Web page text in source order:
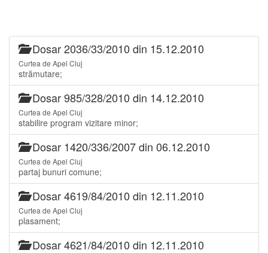
Dosar 2036/33/2010 din 15.12.2010
Curtea de Apel Cluj
strămutare;
Dosar 985/328/2010 din 14.12.2010
Curtea de Apel Cluj
stabilire program vizitare minor;
Dosar 1420/336/2007 din 06.12.2010
Curtea de Apel Cluj
partaj bunuri comune;
Dosar 4619/84/2010 din 12.11.2010
Curtea de Apel Cluj
plasament;
Dosar 4621/84/2010 din 12.11.2010